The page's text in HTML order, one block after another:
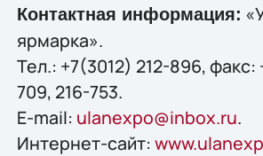
Контактная информация:
ярмарка».
Тел.: +7(3012) 212-896, факс:
709, 216-753.
E-mail: ulanexpo@inbox.ru.
Интернет-сайт: